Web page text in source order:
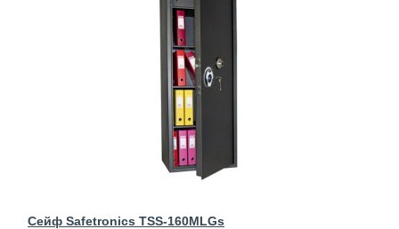
Сейф Safetronics TSS-160MLGs